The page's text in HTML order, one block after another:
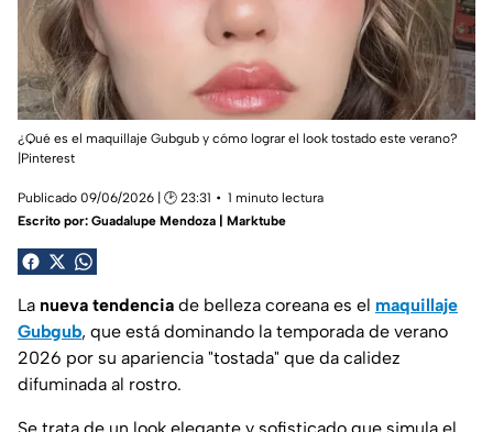
¿Qué es el maquillaje Gubgub y cómo lograr el look tostado este verano?
|Pinterest
Publicado 09/06/2026 | 🕑 23:31
1 minuto lectura
Escrito por: Guadalupe Mendoza | Marktube
La nueva tendencia de belleza coreana es el maquillaje
Gubgub, que está dominando la temporada de verano
2026 por su apariencia "tostada" que da calidez
difuminada al rostro.
Se trata de un look elegante y sofisticado que simula el